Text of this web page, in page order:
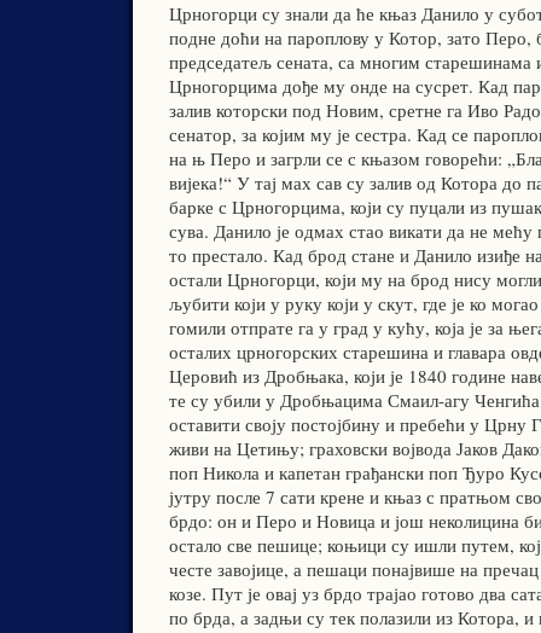
Црногорци су знали да ће књаз Данило у
подне доћи на пароплову у Котор, зато Перо,
председатељ сената, са многим старешинама
Црногорцима дође му онде на сусрет. Кад
залив которски под Новим, сретне га Иво
сенатор, за којим му је сестра. Кад се
на њ Перо и загрли се с књазом говорећи:
вијека!“ У тај мах сав су залив од Котора до
барке с Црногорцима, који су пуцали из
сува. Данило је одмах стао викати да не мећу
то престало. Кад брод стане и Данило изиђе
остали Црногорци, који му на брод нису
љубити који у руку који у скут, где је ко
гомили отпрате га у град у кућу, која је за
осталих црногорских старешина и главара
Церовић из Дробњака, који је 1840 године
те су убили у Дробњацима Смаил-агу
оставити своју постојбину и пребећи у Црну
живи на Цетињу; граховски војвода Јаков
поп Никола и капетан грађански поп Ђуро
јутру после 7 сати крене и књаз с пратњом
брдо: он и Перо и Новица и још неколицина
остало све пешице; коњици су ишли путем,
честе завојице, а пешаци понајвише на
козе. Пут је овај уз брдо трајао готово два
по брда, а задњи су тек полазили из Котора, и